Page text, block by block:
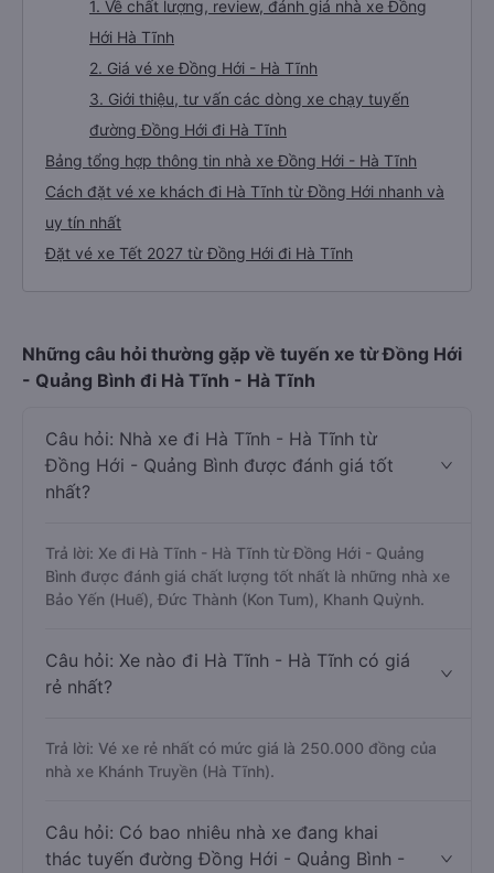
1. Về chất lượng, review, đánh giá nhà xe Đồng
Hới Hà Tĩnh
2. Giá vé xe Đồng Hới - Hà Tĩnh
3. Giới thiệu, tư vấn các dòng xe chạy tuyến
đường Đồng Hới đi Hà Tĩnh
Bảng tổng hợp thông tin nhà xe Đồng Hới - Hà Tĩnh
Cách đặt vé xe khách đi Hà Tĩnh từ Đồng Hới nhanh và
uy tín nhất
Đặt vé xe Tết 2027 từ Đồng Hới đi Hà Tĩnh
Những câu hỏi thường gặp về tuyến xe từ Đồng Hới
- Quảng Bình đi Hà Tĩnh - Hà Tĩnh
Câu hỏi: Nhà xe đi Hà Tĩnh - Hà Tĩnh từ
Đồng Hới - Quảng Bình được đánh giá tốt
nhất?
Trả lời: Xe đi Hà Tĩnh - Hà Tĩnh từ Đồng Hới - Quảng
Bình được đánh giá chất lượng tốt nhất là những nhà xe
Bảo Yến (Huế), Đức Thành (Kon Tum), Khanh Quỳnh.
Câu hỏi: Xe nào đi Hà Tĩnh - Hà Tĩnh có giá
rẻ nhất?
Trả lời: Vé xe rẻ nhất có mức giá là 250.000 đồng của
nhà xe Khánh Truyền (Hà Tĩnh).
Câu hỏi: Có bao nhiêu nhà xe đang khai
thác tuyến đường Đồng Hới - Quảng Bình -